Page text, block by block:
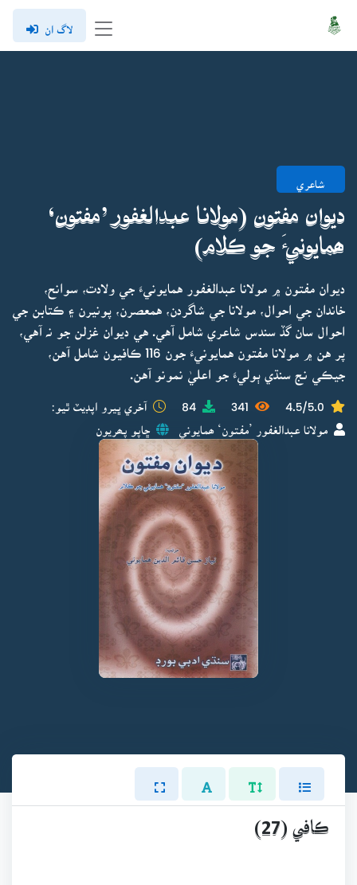
لاگ ان
شاعري
ديوان مفتون (مولانا عبدالغفور ’مفتون‘
ھمايونيءَ جو ڪلام)
ديوان مفتون ۾ مولانا عبدالغفور همايونيءَ جي ولادت، سوانح،
خاندان جي احوال، مولانا جي شاگردن، همعصرن، پونيرن ۽ ڪتابن جي
احوال سان گڏ سندس شاعري شامل آهي. هي ديوان غزلن جو نہ آهي،
پر هن ۾ مولانا مفتون همايونيءَ جون 116 ڪافيون شامل آهن،
جيڪي نج سنڌي ٻوليءَ جو اعليٰ نمونو آهن.
4.5/5.0
341
84 آخري ڀيرو اپڊيٽ ٿيو:
مولانا عبدالغفور ’مفتون‘ ھمايوني ڇاپو پھريون
ڪافي (27)